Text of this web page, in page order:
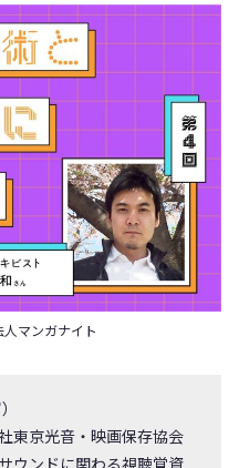
マンガナイト
東京光音・映画保存協会
ウンドに関わる視聴覚資